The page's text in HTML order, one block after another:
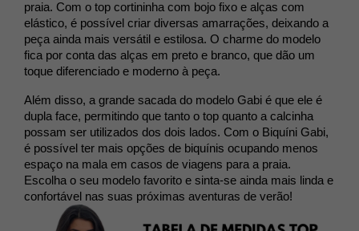
praia. Com o top cortininha com bojo fixo e alças com
elástico, é possível criar diversas amarrações, deixando a
peça ainda mais versátil e estilosa. O charme do modelo
fica por conta das alças em preto e branco, que dão um
toque diferenciado e moderno à peça.
Além disso, a grande sacada do modelo Gabi é que ele é
dupla face, permitindo que tanto o top quanto a calcinha
possam ser utilizados dos dois lados. Com o Biquíni Gabi,
é possível ter mais opções de biquínis ocupando menos
espaço na mala em casos de viagens para a praia.
Escolha o seu modelo favorito e sinta-se ainda mais linda e
confortável nas suas próximas aventuras de verão!